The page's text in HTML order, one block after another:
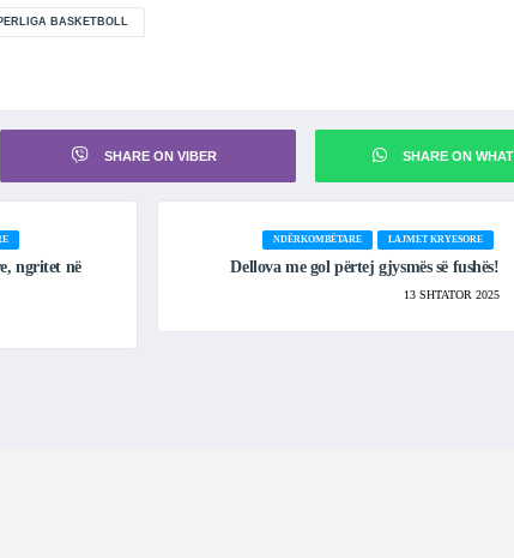
BASKETBOLL
SHARE ON VIBER SHARE ON
ngritet në
LAJMET KRYESORE
NDËRKOMBËTARE
Dellova me gol përtej gjysmës së fushës!
13 SHTATOR 2025